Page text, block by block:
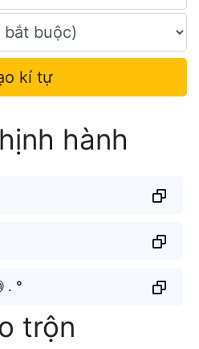
kí tự
hành
. °
trộn